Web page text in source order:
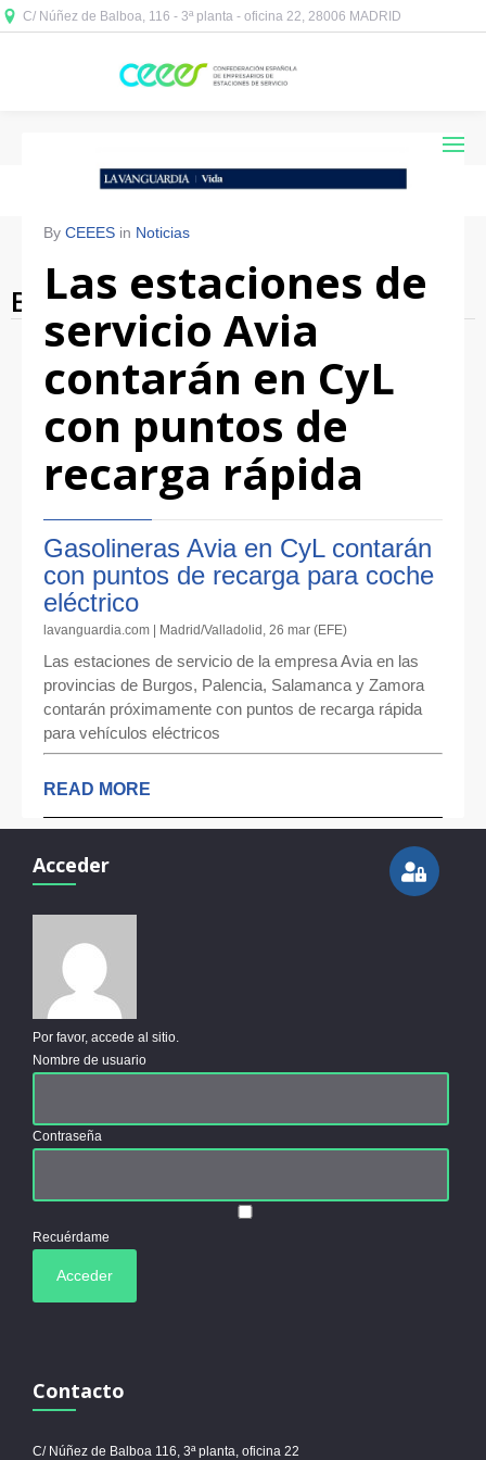
C/ Núñez de Balboa, 116 - 3ª planta - oficina 22, 28006 MADRID
Blog Archives
By CEEES in Noticias
Las estaciones de
servicio Avia
contarán en CyL
con puntos de
recarga rápida
Gasolineras Avia en CyL contarán
con puntos de recarga para coche
eléctrico
lavanguardia.com | Madrid/Valladolid, 26 mar (EFE)
Las estaciones de servicio de la empresa Avia en las
provincias de Burgos, Palencia, Salamanca y Zamora
contarán próximamente con puntos de recarga rápida
para vehículos eléctricos
READ MORE
Acceder
Por favor, accede al sitio.
Nombre de usuario
Contraseña
Recuérdame
Contacto
C/ Núñez de Balboa 116, 3ª planta, oficina 22